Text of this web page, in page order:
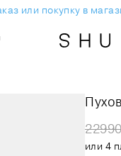
или покупку в
или 4